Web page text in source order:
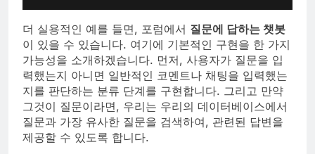
더 실용적인 예를 들면, 포럼에서 질문에 답하는 챗봇
이 있을 수 있습니다. 여기에 기본적인 구현을 한 가지
가능성을 소개하겠습니다. 먼저, 사용자가 질문을 입
력했는지 아니면 일반적인 코멘트나 채팅을 입력했는
지를 판단하는 분류 단계를 구현합니다. 그리고 만약
그것이 질문이라면, 우리는 우리의 데이터베이스에서
질문과 가장 유사한 질문을 검색하여, 관련된 답변을
제공할 수 있도록 합니다.